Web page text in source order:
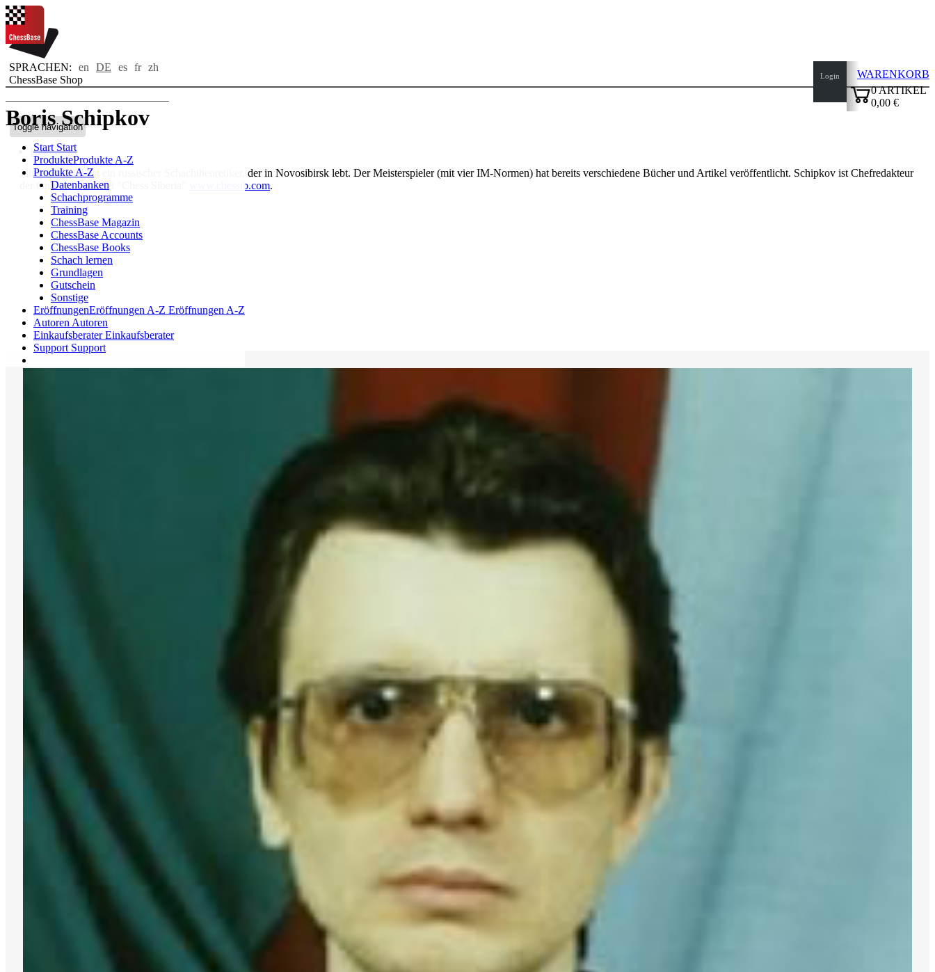
SPRACHEN: en DE es fr zh
ChessBase Shop
Toggle navigation
Start Start
ProdukteProdukte A-Z
Produkte A-Z
Datenbanken
Schachprogramme
Training
ChessBase Magazin
ChessBase Accounts
ChessBase Books
Schach lernen
Grundlagen
Gutschein
Sonstige
EröffnungenEröffnungen A-Z Eröffnungen A-Z
Autoren Autoren
EinkaufsberaterEinkaufsberater
Support Support
Login
WARENKORB
0ARTIKEL
0,00 €
Boris Schipkov
Bio
Jahrgang 1962, ist ein russischer Schachtheoretiker, der in Novosibirsk lebt. Der Meisterspieler (mit vier IM-Normen) hat bereits verschiedene Bücher und Artikel veröffentlicht. Schipkov ist Chefredakteur
der Online-Zeitschrift "Chess Siberia"
www.chessib.com.